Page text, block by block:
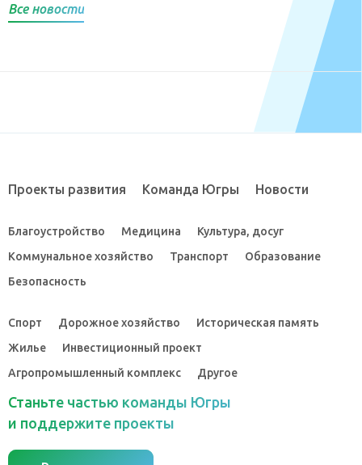
Все новости
Проекты развития Команда Югры Новости
Благоустройство Медицина
Культура, досуг
Коммунальное хозяйство
Транспорт
Образование
Безопасность
Спорт Дорожное хозяйство
Историческая память
Жилье
Инвестиционный проект
Агропромышленный комплекс
Другое
Станьте частью команды Югры
и поддержите проекты